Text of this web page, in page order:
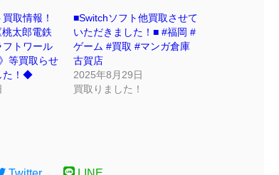
取情報！
太郎電鉄
フトワール
等買取らせ
た！◆
■Switchソフト他買取させて
いただきました！■ #福岡 #
ゲーム #買取 #マンガ倉庫
古賀店
2025年8月29日
買取りました！